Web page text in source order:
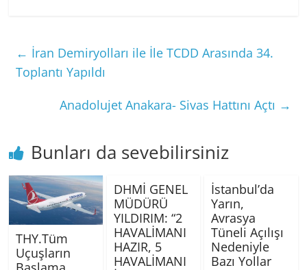
← İran Demiryolları ile İle TCDD Arasında 34.
Toplantı Yapıldı
Anadolujet Anakara- Sivas Hattını Açtı →
Bunları da sevebilirsiniz
THY.Tüm
Uçuşların
DHMİ GENEL
MÜDÜRÜ
YILDIRIM: “2
HAVALİMANI
HAZIR, 5
HAVALİMANI
İstanbul’da
Yarın,
Avrasya
Tüneli Açılışı
Nedeniyle
Bazı Yollar